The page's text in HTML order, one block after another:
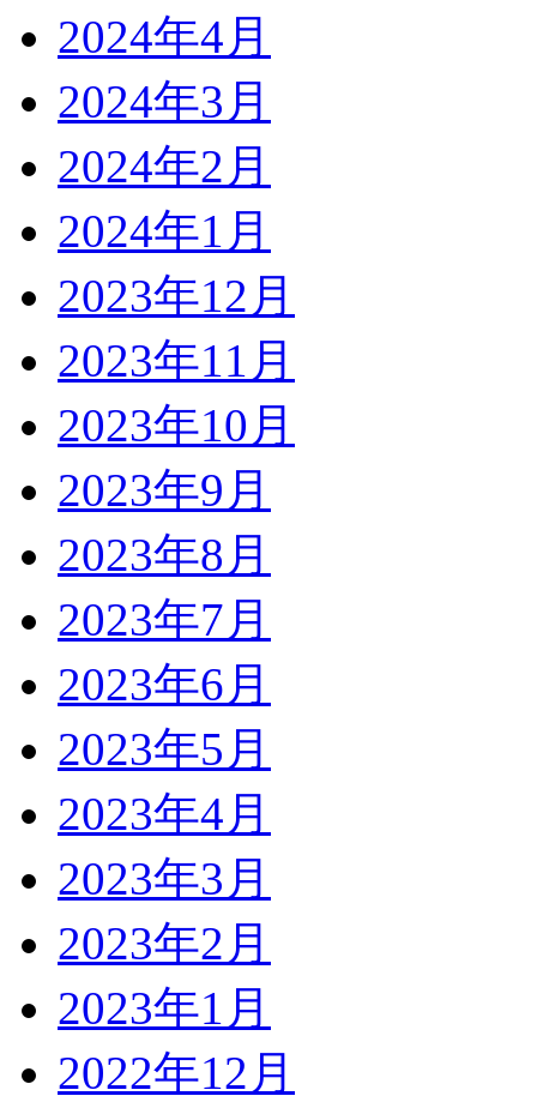
2024年4月
2024年3月
2024年2月
2024年1月
2023年12月
2023年11月
2023年10月
2023年9月
2023年8月
2023年7月
2023年6月
2023年5月
2023年4月
2023年3月
2023年2月
2023年1月
2022年12月